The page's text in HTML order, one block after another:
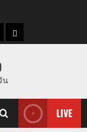
ผู้ชาย
น
LIVE